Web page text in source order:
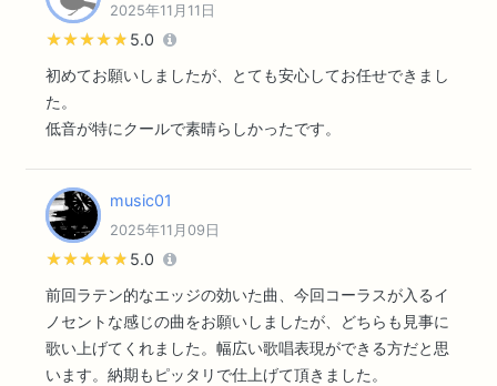
2025年11月11日
★★★★★
★★★★★ 5.0
初めてお願いしましたが、とても安心してお任せできまし
た。
低音が特にクールで素晴らしかったです。
music01
2025年11月09日
★★★★★
★★★★★ 5.0
前回ラテン的なエッジの効いた曲、今回コーラスが入るイ
ノセントな感じの曲をお願いしましたが、どちらも見事に
歌い上げてくれました。幅広い歌唱表現ができる方だと思
います。納期もピッタリで仕上げて頂きました。